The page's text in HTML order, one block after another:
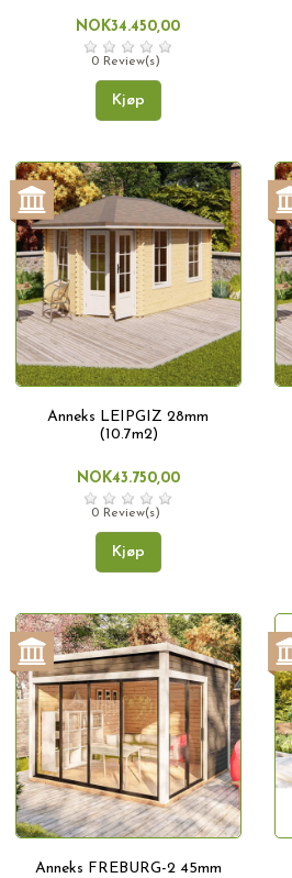
NOK34.450,00
0 Review(s)
Kjøp
Anneks LEIPGIZ 28mm
(10.7m2)
NOK43.750,00
0 Review(s)
Kjøp
Anneks FREBURG-2 45mm